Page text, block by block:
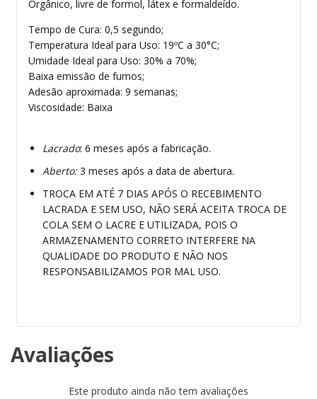
Orgânico, livre de formol, látex e formaldeído.
Tempo de Cura: 0,5 segundo;
Temperatura Ideal para Uso: 19ºC a 30°C;
Umidade Ideal para Uso: 30% a 70%;
Baixa emissão de fumos;
Adesão aproximada: 9 semanas;
Viscosidade: Baixa
Lacrado: 6 meses após a fabricação.
Aberto:3 meses após a data de abertura.
TROCA EM ATÉ 7 DIAS APÓS O RECEBIMENTO
LACRADA E SEM USO, NÃO SERÁ ACEITA TROCA DE
COLA SEM O LACRE E UTILIZADA, POIS O
ARMAZENAMENTO CORRETO INTERFERE NA
QUALIDADE DO PRODUTO E NÃO NOS
RESPONSABILIZAMOS POR MAL USO.
Avaliações
Este produto ainda não tem avaliações